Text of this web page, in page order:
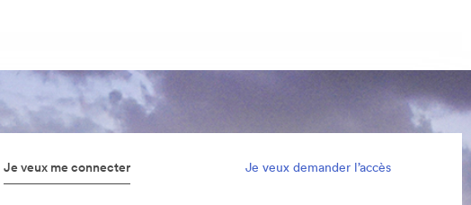
Je veux me connecter Je veux demander l’accès